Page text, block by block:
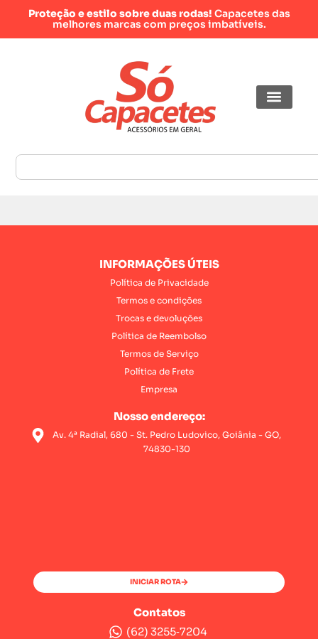
Proteção e estilo sobre duas rodas! Capacetes das
melhores marcas com preços imbatíveis.
INFORMAÇÕES ÚTEIS
Política de Privacidade
Termos e condições
Trocas e devoluções
Política de Reembolso
Termos de Serviço
Política de Frete
Empresa
Nosso endereço:
Av. 4ª Radial, 680 - St. Pedro Ludovico, Goiânia - GO,
74830-130
INICIAR ROTA
Contatos
(62) 3255‑7204‬